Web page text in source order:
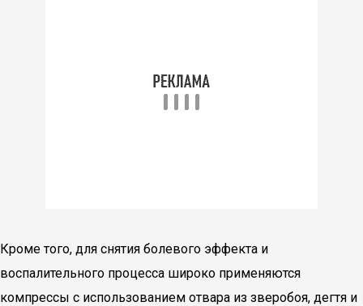
Кроме того, для снятия болевого эффекта и
воспалительного процесса широко применяются
компрессы с использованием отвара из зверобоя, дегтя и